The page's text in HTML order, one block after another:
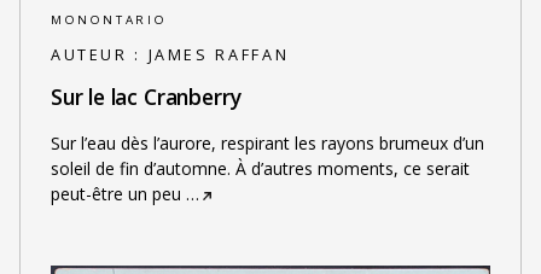
MONONTARIO
AUTEUR : JAMES RAFFAN
Sur le lac Cranberry
Sur l’eau dès l’aurore, respirant les rayons brumeux d’un
soleil de fin d’automne. À d’autres moments, ce serait
peut-être un peu …